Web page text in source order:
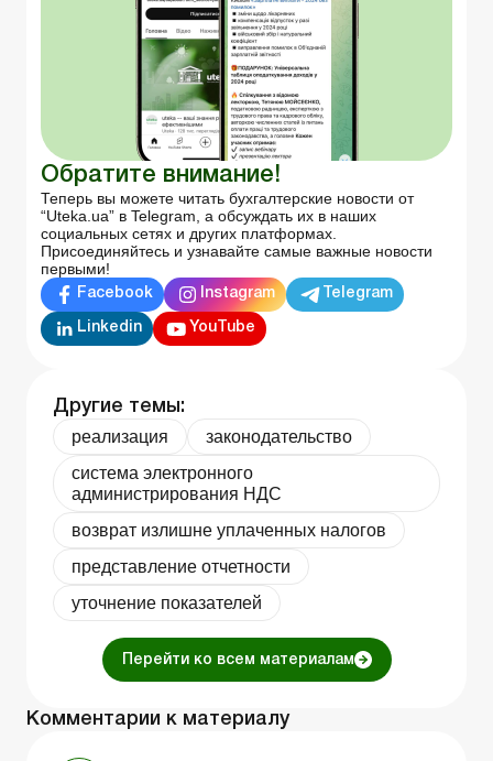
Обратите внимание!
Теперь вы можете читать бухгалтерские новости от
“Uteka.ua” в Telegram, а обсуждать их в наших
социальных сетях и других платформах.
Присоединяйтесь и узнавайте самые важные новости
первыми!
Facebook Instagram Telegram
Linkedin YouTube
Другие темы:
реализация
законодательство
система электронного
администрирования НДС
возврат излишне уплаченных налогов
представление отчетности
уточнение показателей
Перейти ко всем материалам
Комментарии к материалу